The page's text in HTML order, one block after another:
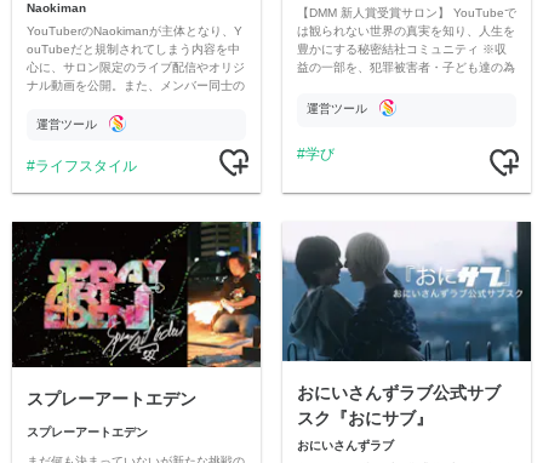
Naokiman
YouTuberのNaokimanが主体となり、Y
ouTubeだと規制されてしまう内容を中
心に、サロン限定のライブ配信やオリジ
ナル動画を公開。また、メンバー同士の
ただいています。
運営ツール
ライフスタイル
【DMM 新人賞受賞サロン】 YouTubeで
は観られない世界の真実を知り、人生を
豊かにする秘密結社コミュニティ ※収
益の一部を、犯罪被害者・子ども達の為
す運営ツール
学び
スプレーアートエデン
スプレーアートエデン
おにいさんずラブ公式サブ
スク『おにサブ』
おにいさんずラブ